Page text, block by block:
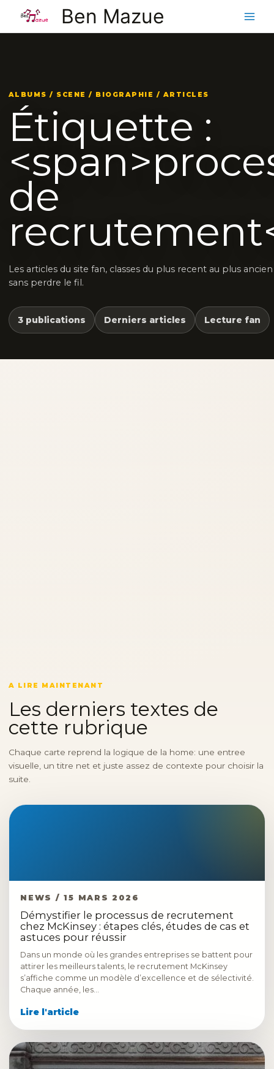
contenu
Ben Mazue
ALBUMS / SCENE / BIOGRAPHIE / ARTICLES
Étiquette :
de
Les articles du site fan, classes du plus recent au plus
sans perdre le fil.
3 publications Derniers articles Lecture fan
A LIRE MAINTENANT
Les derniers textes de
cette rubrique
Chaque carte reprend la logique de la home: une entree
visuelle, un titre net et juste assez de contexte pour choisir la
suite.
NEWS / 15 MARS 2026
Démystifier le processus de recrutement
chez McKinsey : étapes clés, études de cas et
astuces pour réussir
Dans un monde où les grandes entreprises se battent pour
attirer les meilleurs talents, le recrutement McKinsey
s’affiche comme un modèle d’excellence et de sélectivité.
Chaque année, les…
Lire l'article